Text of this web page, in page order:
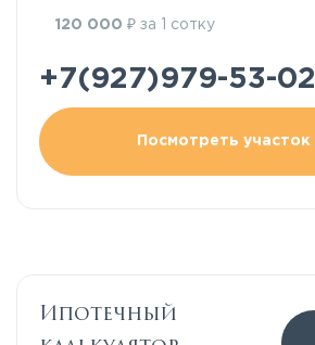
120 000 ₽ за 1 сотку
+7(927)979-53-02
Посмотреть участок
Ипотечный